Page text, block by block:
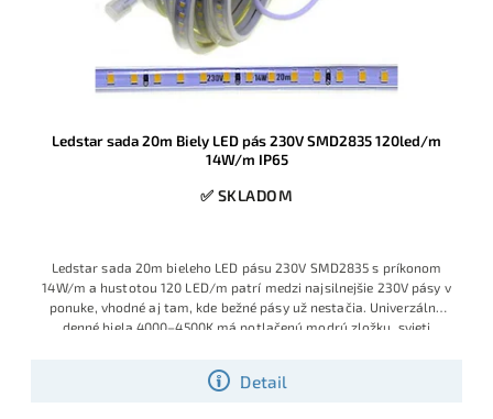
Ledstar sada 20m Biely LED pás 230V SMD2835 120led/m
14W/m IP65
✅ SKLADOM
Detail
Ledstar sada 20m bieleho LED pásu 230V SMD2835 s príkonom
14W/m a hustotou 120 LED/m patrí medzi najsilnejšie 230V pásy v
ponuke, vhodné aj tam, kde bežné pásy už nestačia. Univerzálna
denné biela 4000–4500K má potlačenú modrú zložku, svieti
pripravený na okamžité použitie – prípadne ho môžete podľa
potreby skracovať po každých 20 cm.